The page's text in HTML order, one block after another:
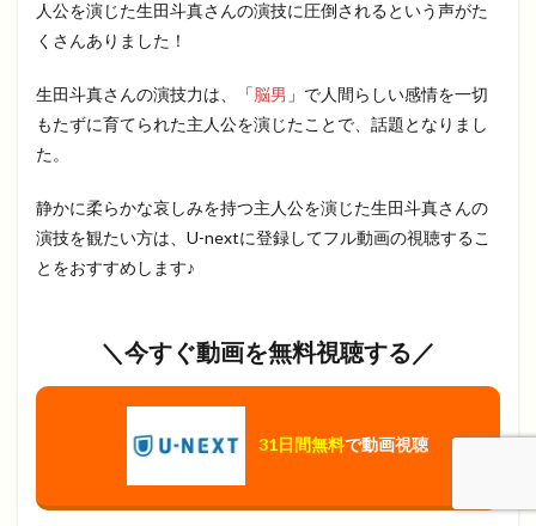
人公を演じた生田斗真さんの演技に圧倒されるという声がた
くさんありました！
生田斗真さんの演技力は、「脳男 」で人間らしい感情を一切
もたずに育てられた主人公を演じたことで、話題となりまし
た。
静かに柔らかな哀しみを持つ主人公を演じた生田斗真さんの
演技を観たい方は、U-nextに登録してフル動画の視聴するこ
とをおすすめします♪
＼今すぐ動画を無料視聴する／
31日間無料で動画視聴